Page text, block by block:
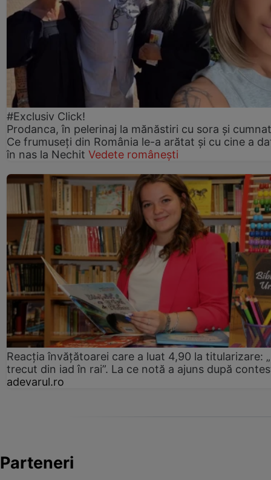
#Exclusiv Click!
Prodanca, în pelerinaj la mănăstiri cu sora și
Ce frumuseți din România le-a arătat și cu cine a
în nas la Nechit Vedete românești
Reacția învățătoarei care a luat 4,90 la titularizare:
trecut din iad în rai”. La ce notă a ajuns după
adevarul.ro
Parteneri